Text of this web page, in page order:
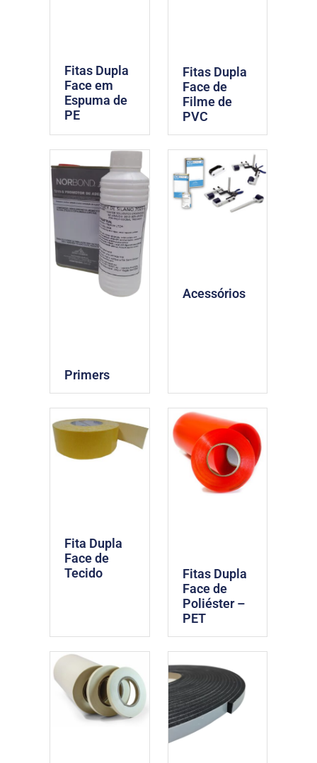
Fitas Dupla
Face em
Espuma de
PE
Fitas Dupla
Face de
Filme de
PVC
Primers
Acessórios
Fita Dupla
Face de
Tecido
Fitas Dupla
Face de
Poliéster –
PET